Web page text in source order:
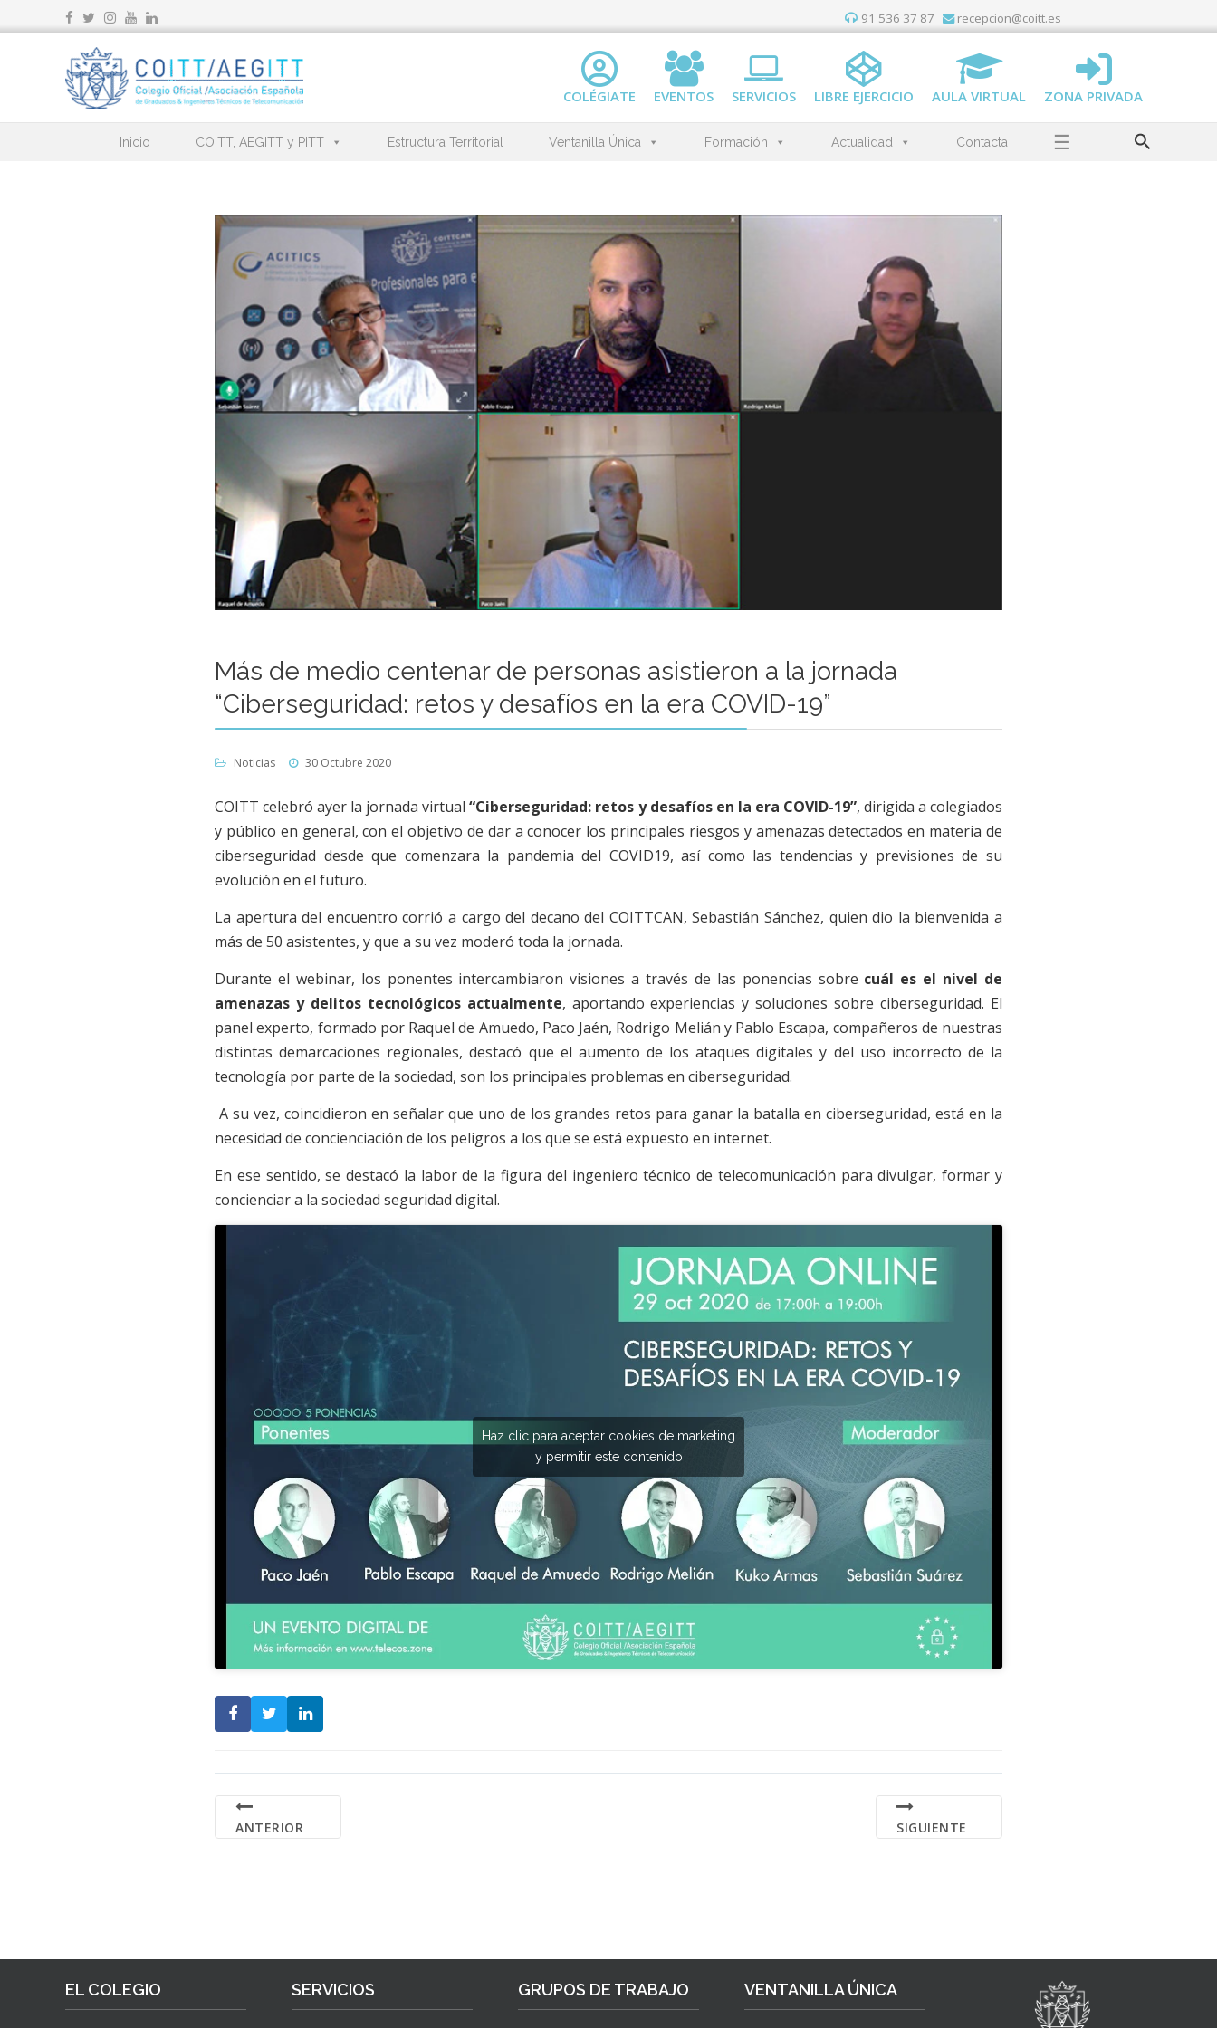
al
91 536 37 87 recepcion@coitt.es
COLÉGIATE EVENTOS SERVICIOS LIBRE EJERCICIO AULA VIRTUAL ZONA PRIVADA
Inicio COITT, AEGITT y PITT Estructura Territorial Ventanilla Única Formación Actualidad Contacta ☰ Buscar
Más de medio centenar de personas asistieron a la jornada
“Ciberseguridad: retos y desafíos en la era COVID-19”
Noticias 30 Octubre 2020
COITT celebró ayer la jornada virtual“Ciberseguridad: retos y desafíos en la era COVID-19”, dirigida a colegiados
y público en general, con el objetivo de dar a conocer los principales riesgos y amenazas detectados en materia de
ciberseguridad desde que comenzara la pandemia del COVID19, así como las tendencias y previsiones de su
evolución en el futuro.
La apertura del encuentro corrió a cargo del decano del COITTCAN, Sebastián Sánchez, quien dio la bienvenida a
más de 50 asistentes, y que a su vez moderó toda la jornada.
Durante el webinar, los ponentes intercambiaron visiones a través de las ponencias sobre cuál es el nivel de
amenazas y delitos tecnológicos actualmente, aportando experiencias y soluciones sobre ciberseguridad. El
panel experto, formado por Raquel de Amuedo, Paco Jaén, Rodrigo Melián y Pablo Escapa, compañeros de nuestras
distintas demarcaciones regionales, destacó que el aumento de los ataques digitales y del uso incorrecto de la
tecnología por parte de la sociedad, son los principales problemas en ciberseguridad.
A su vez, coincidieron en señalar que uno de los grandes retos para ganar la batalla en ciberseguridad, está en la
necesidad de concienciación de los peligros a los que se está expuesto en internet.
En ese sentido, se destacó la labor de la figura del ingeniero técnico de telecomunicación para divulgar, formar y
concienciar a la sociedad seguridad digital.
Haz clic para aceptar cookies de marketing
y permitir este contenido
ANTERIOR SIGUIENTE
EL COLEGIO SERVICIOS GRUPOS DE TRABAJO VENTANILLA ÚNICA